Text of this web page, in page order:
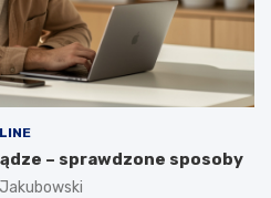
– sprawdzone sposoby